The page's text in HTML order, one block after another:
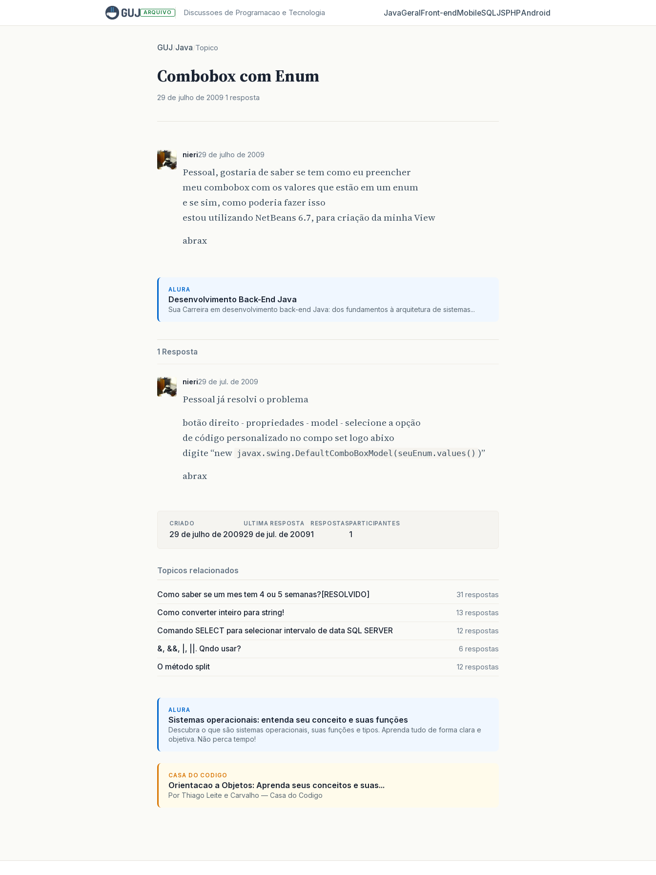
ARQUIVO Discussoes de Programacao e Tecnologia JavaGeralFront‑endMobileSQLJSPHPAndroid
GUJ/Java/Topico
Combobox com Enum
29 de julho de 2009 1 resposta
nieri29 de julho de 2009
Pessoal, gostaria de saber se tem como eu preencher
meu combobox com os valores que estão em um enum
e se sim, como poderia fazer isso
estou utilizando NetBeans 6.7, para criação da minha View
abrax
ALURA
Desenvolvimento Back-End Java
Sua Carreira em desenvolvimento back-end Java: dos fundamentos à arquitetura de sistemas...
1 Resposta
nieri29 de jul. de 2009
Pessoal já resolvi o problema
botão direito - propriedades - model - selecione a opção
de código personalizado no compo set logo abixo
digite “new javax.swing.DefaultComboBoxModel(seuEnum.values() )”
abrax
CRIADO
29 de julho de 2009
ULTIMA RESPOSTA
29 de jul. de 2009
RESPOSTAS
1
PARTICIPANTES
1
Topicos relacionados
Como saber se um mes tem 4 ou 5 semanas?[RESOLVIDO] 31 respostas
Como converter inteiro para string! 13 respostas
Comando SELECT para selecionar intervalo de data SQL SERVER 12 respostas
&, &&, |, ||. Qndo usar? 6 respostas
O método split 12 respostas
ALURA
Sistemas operacionais: entenda seu conceito e suas funções
Descubra o que são sistemas operacionais, suas funções e tipos. Aprenda tudo de forma clara e
objetiva. Não perca tempo!
CASA DO CODIGO
Orientacao a Objetos: Aprenda seus conceitos e suas...
Por Thiago Leite e Carvalho — Casa do Codigo